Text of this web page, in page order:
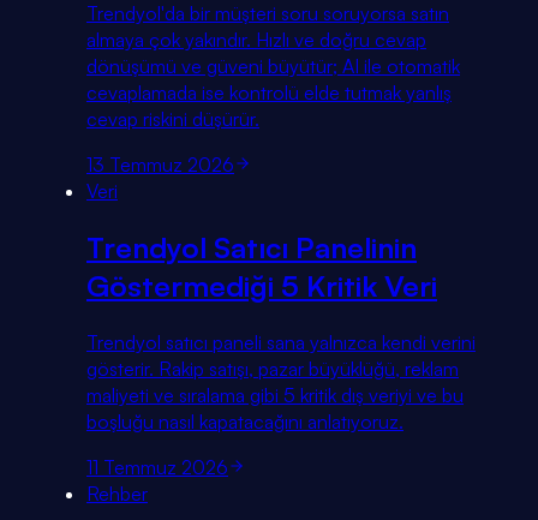
Trendyol'da bir müşteri soru soruyorsa satın
almaya çok yakındır. Hızlı ve doğru cevap
dönüşümü ve güveni büyütür; AI ile otomatik
cevaplamada ise kontrolü elde tutmak yanlış
cevap riskini düşürür.
13 Temmuz 2026
Veri
Trendyol Satıcı Panelinin
Göstermediği 5 Kritik Veri
Trendyol satıcı paneli sana yalnızca kendi verini
gösterir. Rakip satışı, pazar büyüklüğü, reklam
maliyeti ve sıralama gibi 5 kritik dış veriyi ve bu
boşluğu nasıl kapatacağını anlatıyoruz.
11 Temmuz 2026
Rehber